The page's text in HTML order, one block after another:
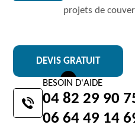
projets de
DEVIS GRATUIT
BESOIN D'AIDE
04 82 29 90
06 64 49 14